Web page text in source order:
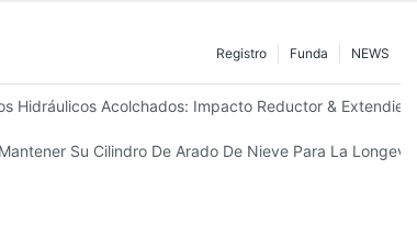
NEWS
Funda
Registro
Hidráulicos Acolchados: Impacto Reductor &
De Invierno Duras
Su Cilindro De Arado De Nieve Para La